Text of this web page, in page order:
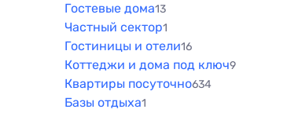
Гостевые дома13
Частный сектор1
Гостиницы и отели16
Коттеджи и дома под ключ9
Квартиры посуточно634
Базы отдыха1